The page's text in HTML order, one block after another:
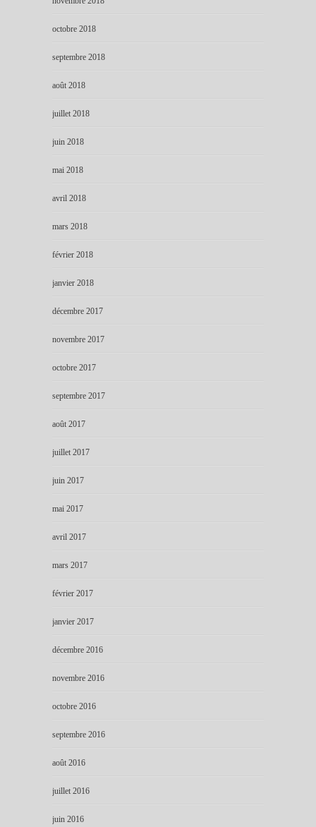
octobre 2018
septembre 2018
août 2018
juillet 2018
juin 2018
mai 2018
avril 2018
mars 2018
février 2018
janvier 2018
décembre 2017
novembre 2017
octobre 2017
septembre 2017
août 2017
juillet 2017
juin 2017
mai 2017
avril 2017
mars 2017
février 2017
janvier 2017
décembre 2016
novembre 2016
octobre 2016
septembre 2016
août 2016
juillet 2016
juin 2016